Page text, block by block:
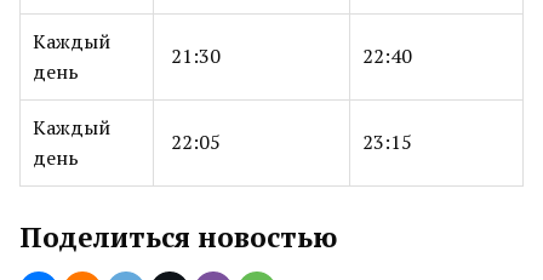
Каждый
день
21:30 22:40
Каждый
день
22:05 23:15
Поделиться новостью